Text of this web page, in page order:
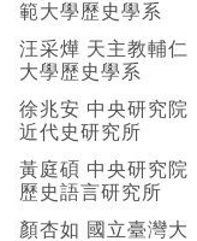
範大學歷史學系
汪采燁 天主教輔仁
大學歷史學系
徐兆安 中央研究院
近代史研究所
黃庭碩 中央研究院
歷史語言研究所
顏杏如 國立臺灣大